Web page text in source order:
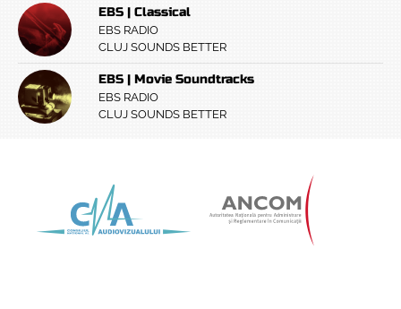
EBS | Classical
EBS RADIO
CLUJ SOUNDS BETTER
EBS | Movie Soundtracks
EBS RADIO
CLUJ SOUNDS BETTER